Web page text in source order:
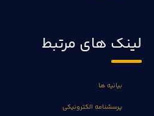
لینک های مرتبط
بیانیه ها
پرسشنامه الکترونیکی